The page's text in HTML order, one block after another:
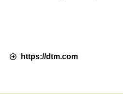
https://dtm.com